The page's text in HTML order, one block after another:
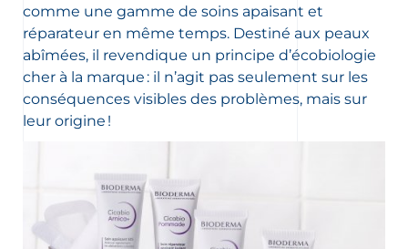
comme une gamme de soins apaisant et
réparateur en même temps. Destiné aux peaux
abîmées, il revendique un principe d’écobiologie
cher à la marque : il n’agit pas seulement sur les
conséquences visibles des problèmes, mais sur
leur origine !